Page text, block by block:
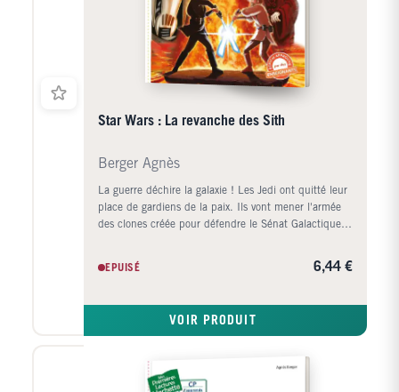
Star Wars : La revanche des Sith
Berger Agnès
La guerre déchire la galaxie ! Les Jedi ont quitté leur
place de gardiens de la paix. Ils vont mener l'armée
des clones créée pour défendre le Sénat Galactique
Obi-Wan Kenobi et Anakin Skywalker vont devoir faire
de bon la menace des Sith dans la galaxie.
EPUISÉ 6,44 €
VOIR PRODUIT